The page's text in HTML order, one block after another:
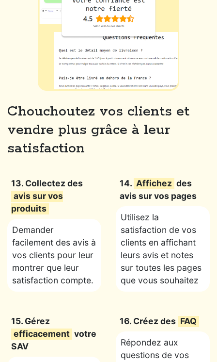
Chouchoutez vos clients et
vendre plus grâce à leur
satisfaction
13. Collectez des
avis sur vos
produits
Demander
facilement des avis à
vos clients pour leur
montrer que leur
satisfaction compte.
14. Affichez des
avis sur vos pages
Utilisez la
satisfaction de vos
clients en affichant
leurs avis et notes
sur toutes les pages
que vous souhaitez
15. Gérez
efficacement votre
SAV
16. Créez des FAQ
Répondez aux
questions de vos